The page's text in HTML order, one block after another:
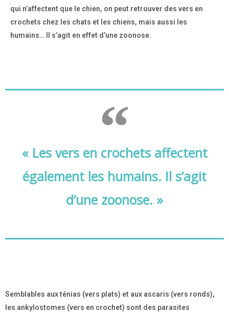
qui n’affectent que le chien, on peut retrouver des vers en
crochets chez les chats et les chiens, mais aussi les
humains… Il s’agit en effet d’une zoonose.
« Les vers en crochets affectent
également les humains. Il s’agit
d’une zoonose. »
Semblables aux ténias (vers plats) et aux ascaris (vers ronds),
les ankylostomes (vers en crochet) sont des parasites